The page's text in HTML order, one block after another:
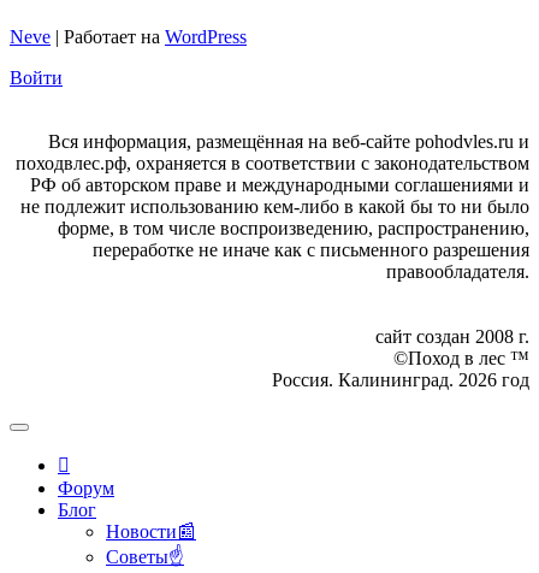
Neve | Работает на WordPress
Войти
Вся информация, размещённая на веб-сайте pohodvles.ru и
походвлес.рф, охраняется в соответствии с законодательством
РФ об авторском праве и международными соглашениями и
не подлежит использованию кем-либо в какой бы то ни было
форме, в том числе воспроизведению, распространению,
переработке не иначе как с письменного разрешения
правообладателя.
сайт создан 2008 г.
©Поход в лес ™
Россия. Калининград. 2026 год
Форум
Блог
Новости📰
Советы☝